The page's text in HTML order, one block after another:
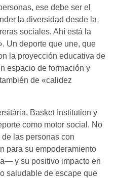
ese debe ser el
la diversidad desde la
sociales. Ahí está la
Un deporte que une, que
la proyección educativa de
espacio de formación y
de «calidez
Basket Institution y
como motor social. No
las personas con
para su empoderamiento
y su positivo impacto en
saludable de escape que